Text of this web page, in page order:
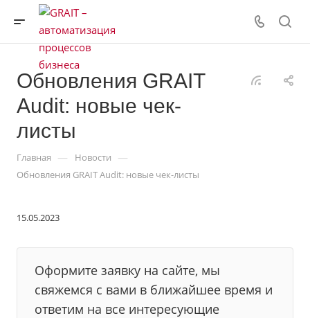
Обновления GRAIT
Audit: новые чек-
листы
Главная — Новости —
Обновления GRAIT Audit: новые чек-листы
15.05.2023
Оформите заявку на сайте, мы
свяжемся с вами в ближайшее время и
ответим на все интересующие